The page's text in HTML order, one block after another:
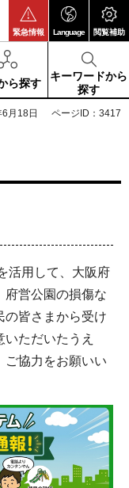
緊急情報 Language 閲覧補助
ら探す
キーワードから
探す
月18日 ページID：3417
活用して、大阪府
府営公園の損傷な
の皆さまから受け
ただいたうえ
ご協力をお願いい